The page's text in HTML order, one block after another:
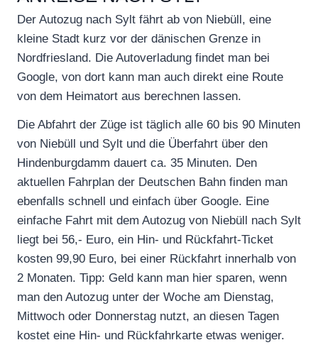
Der Autozug nach Sylt fährt ab von Niebüll, eine
kleine Stadt kurz vor der dänischen Grenze in
Nordfriesland. Die Autoverladung findet man bei
Google, von dort kann man auch direkt eine Route
von dem Heimatort aus berechnen lassen.
Die Abfahrt der Züge ist täglich alle 60 bis 90 Minuten
von Niebüll und Sylt und die Überfahrt über den
Hindenburgdamm dauert ca. 35 Minuten. Den
aktuellen Fahrplan der Deutschen Bahn finden man
ebenfalls schnell und einfach über Google. Eine
einfache Fahrt mit dem Autozug von Niebüll nach Sylt
liegt bei 56,- Euro, ein Hin- und Rückfahrt-Ticket
kosten 99,90 Euro, bei einer Rückfahrt innerhalb von
2 Monaten. Tipp: Geld kann man hier sparen, wenn
man den Autozug unter der Woche am Dienstag,
Mittwoch oder Donnerstag nutzt, an diesen Tagen
kostet eine Hin- und Rückfahrkarte etwas weniger.